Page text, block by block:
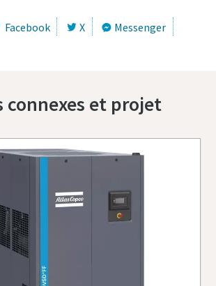
Facebook X
Messenger
connexes et projet